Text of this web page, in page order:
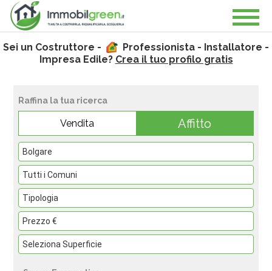
Sei un Costruttore -
Professionista - Installatore -
Impresa Edile? Crea il tuo profilo gratis
Raffina la tua ricerca
Vendita Affitto